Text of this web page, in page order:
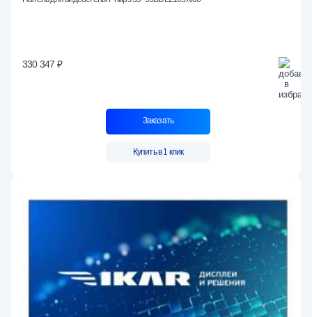
330 347 ₽
Заказать
Купить в 1 клик